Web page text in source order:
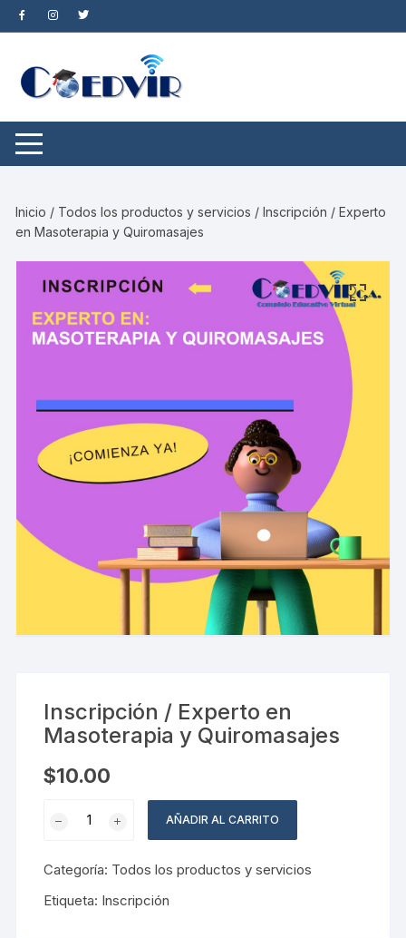
Saltar
al
Inicio / Todos los productos y servicios / Inscripción / Experto
en Masoterapia y Quiromasajes
Inscripción / Experto en
Masoterapia y Quiromasajes
$10.00
en
Masoterapia
AÑADIR AL CARRITO
Categoría: Todos los productos y servicios
Etiqueta: Inscripción